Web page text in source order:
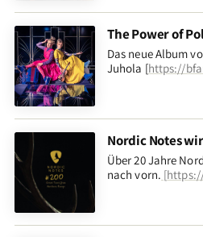
The Power of
Das neue Album
Juhola [https://
Nordic Notes
Über 20 Jahre
nach vorn. [